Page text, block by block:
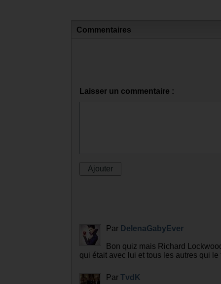
Commentaires
Laisser un commentaire :
Par DelenaGabyEver
Bon quiz mais Richard
qui était avec lui et tous les autres qui
Par TvdK